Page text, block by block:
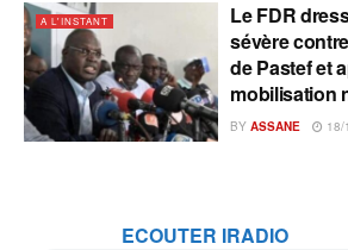
A L'INSTANT
Le FDR
sévère
de Pastef et
mobilisation
BY ASSANE 18/
ECOUTER IRADIO